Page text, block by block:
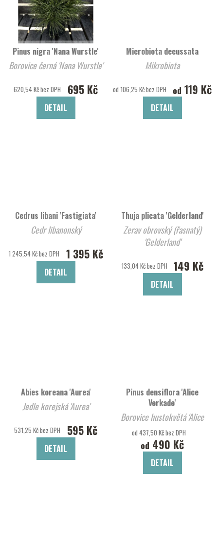
Pinus nigra 'Nana Wurstle'
Borovice černá 'Nana Wurstle'
620,54 Kč bez DPH 695 Kč
DETAIL
Microbiota decussata
Mikrobiota
od 106,25 Kč bez DPH od 119 Kč
DETAIL
Cedrus libani 'Fastigiata'
Cedr libanonský
1 245,54 Kč bez DPH 1 395 Kč
DETAIL
Thuja plicata 'Gelderland'
Zerav obrovský (řasnatý)
'Gelderland'
133,04 Kč bez DPH 149 Kč
DETAIL
Abies koreana 'Aurea'
Jedle korejská 'Aurea'
531,25 Kč bez DPH 595 Kč
DETAIL
Pinus densiflora 'Alice
Verkade'
Borovice hustokvětá 'Alice
Verkade'
od 437,50 Kč bez DPH
od 490 Kč
DETAIL